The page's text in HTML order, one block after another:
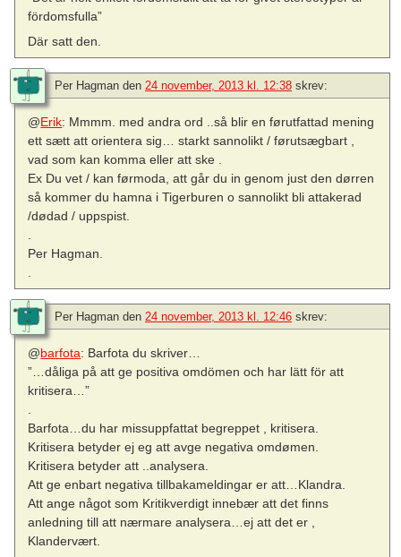
fördomsfulla”
Där satt den.
Per Hagman den 24 november, 2013 kl. 12:38 skrev:
@Erik: Mmmm. med andra ord ..så blir en førutfattad mening
ett sætt att orientera sig… starkt sannolikt / førutsægbart ,
vad som kan komma eller att ske .
Ex Du vet / kan førmoda, att går du in genom just den dørren
så kommer du hamna i Tigerburen o sannolikt bli attakerad
/dødad / uppspist.
Per Hagman.
Per Hagman den 24 november, 2013 kl. 12:46 skrev:
@barfota: Barfota du skriver…
”…dåliga på att ge positiva omdömen och har lätt för att
kritisera…”
Barfota…du har missuppfattat begreppet , kritisera.
Kritisera betyder ej eg att avge negativa omdømen.
Kritisera betyder att ..analysera.
Att ge enbart negativa tillbakameldingar er att…Klandra.
Att ange något som Kritikverdigt innebær att det finns
anledning till att nærmare analysera…ej att det er ,
Klandervært.